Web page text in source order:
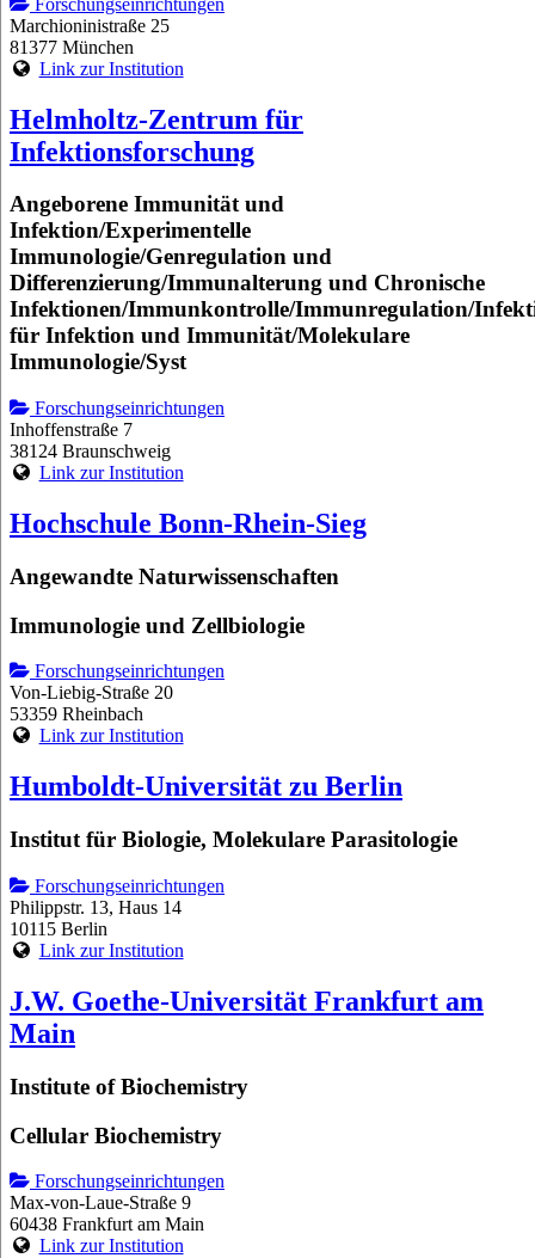
Marchioninistraße 25
81377 München
Link zur Institution
Helmholtz-Zentrum für
Infektionsforschung
Angeborene Immunität und
Infektion/Experimentelle
Immunologie/Genregulation und
Differenzierung/Immunalterung und Chronische
Infektionen/Immunkontrolle/Immunregulation/
für Infektion und Immunität/Molekulare
Immunologie/Syst
Forschungseinrichtungen
Inhoffenstraße 7
38124 Braunschweig
Link zur Institution
Hochschule Bonn-Rhein-Sieg
Angewandte Naturwissenschaften
Immunologie und Zellbiologie
Forschungseinrichtungen
Von-Liebig-Straße 20
53359 Rheinbach
Link zur Institution
Humboldt-Universität zu Berlin
Institut für Biologie, Molekulare Parasitologie
Forschungseinrichtungen
Philippstr. 13, Haus 14
10115 Berlin
Link zur Institution
J.W. Goethe-Universität Frankfurt am
Main
Institute of Biochemistry
Cellular Biochemistry
Forschungseinrichtungen
Max-von-Laue-Straße 9
60438 Frankfurt am Main
Link zur Institution